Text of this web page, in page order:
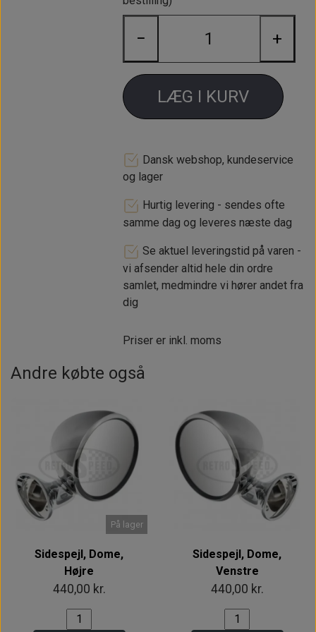
Minilight hjulsæt (4 fælge) 6x12" i
aluminium med sølv/blank center,
Indpresningsmålet er ET -7mm med
Yokohama A539 165 / 60 12" dæk
monteret og afbalanceret.
medfølger.
Bredde 6"
Diameter 12"
ET -7mm
− +
LÆG I KURV
Dansk webshop, kundeservice
og lager
Hurtig levering - sendes ofte
samme dag og leveres næste dag
Se aktuel leveringstid på varen -
vi afsender altid hele din ordre
samlet, medmindre vi hører andet fra
dig
Priser er inkl. moms
Andre købte også
På lager
Sidespejl, Dome,
Højre
440,00 kr.
Sidespejl, Dome,
Venstre
440,00 kr.